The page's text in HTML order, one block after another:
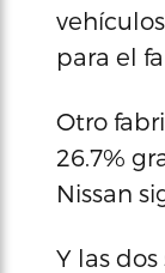
para el
Otro
26.7%
Nissan
Y las